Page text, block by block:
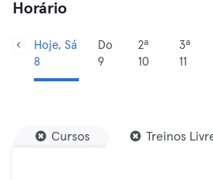
Horário
Hoje, Sá
8
Do
9
2ª
10
3ª
11
Cursos Treinos